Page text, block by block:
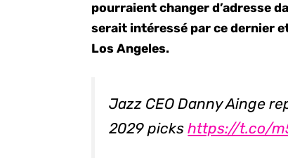
pourraient changer d’adresse
serait intéressé par ce dernier
Los Angeles.
Jazz CEO Danny Ainge
2029 pickshttps://t.co/